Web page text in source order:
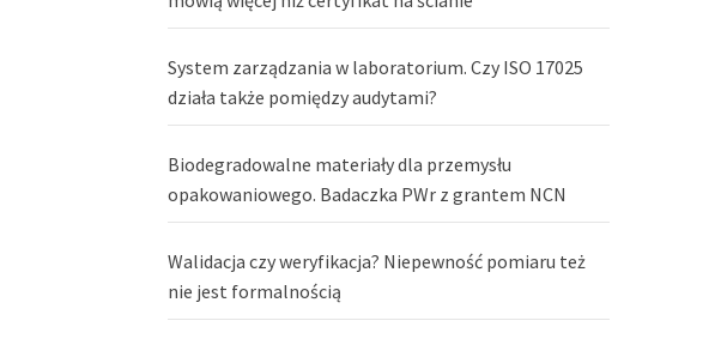
System zarządzania w laboratorium. Czy ISO 17025
działa także pomiędzy audytami?
Biodegradowalne materiały dla przemysłu
opakowaniowego. Badaczka PWr z grantem NCN
Walidacja czy weryfikacja? Niepewność pomiaru też
nie jest formalnością